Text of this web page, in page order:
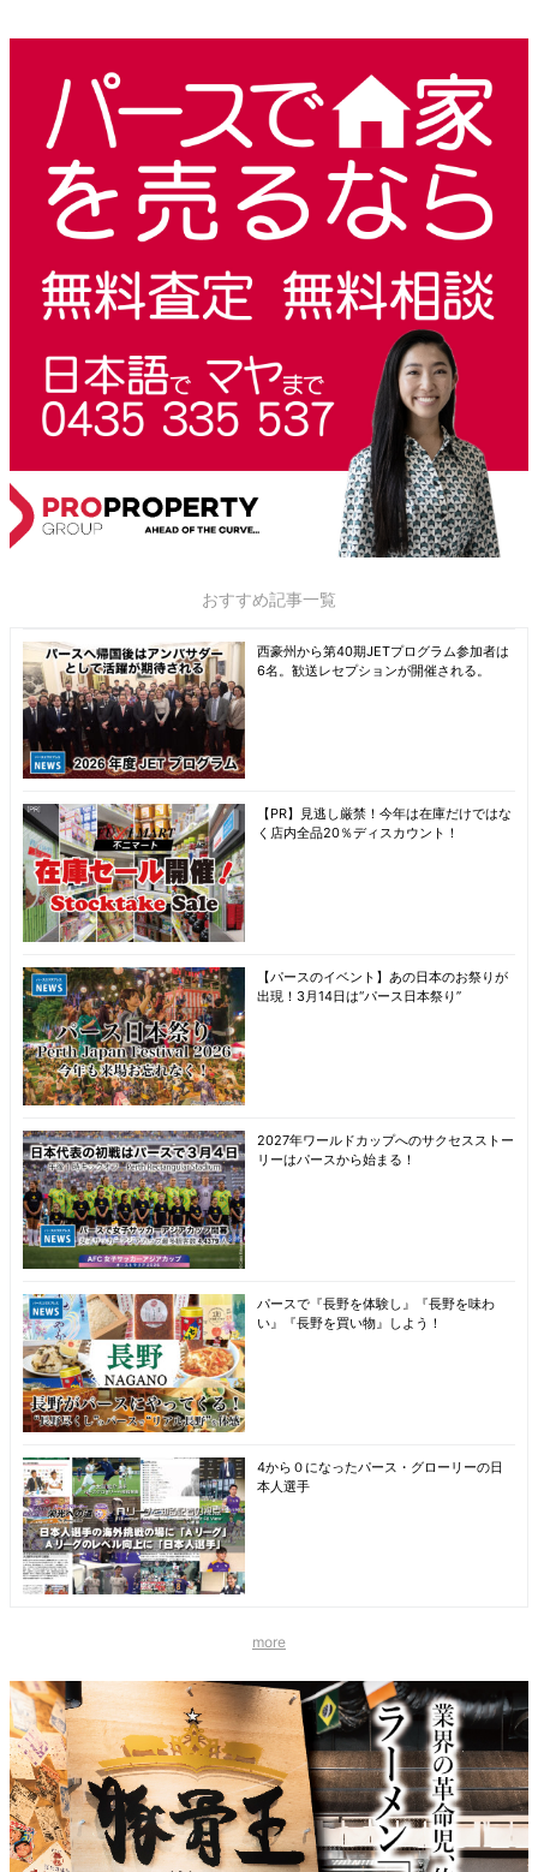
おすすめ記事一覧
西豪州から第40期JETプログラム参加者は
6名。歓送レセプションが開催される。
【PR】見逃し厳禁！今年は在庫だけではな
く店内全品20％ディスカウント！
【パースのイベント】あの日本のお祭りが
出現！3月14日は“パース日本祭り”
2027年ワールドカップへのサクセスストー
リーはパースから始まる！
パースで『長野を体験し』『長野を味わ
い』『長野を買い物』しよう！
4から０になったパース・グローリーの日
本人選手
more